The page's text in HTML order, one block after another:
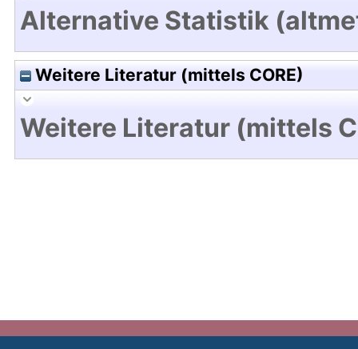
Alternative Statistik
Weitere Literatur (mittels CORE)
Weitere Literatur (mittels